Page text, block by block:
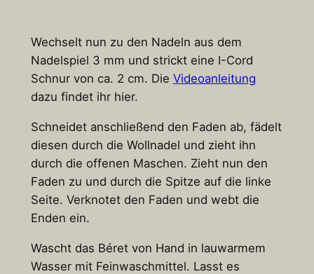
Wechselt nun zu den Nadeln aus dem
Nadelspiel 3 mm und strickt eine I-Cord
Schnur von ca. 2 cm. Die Videoanleitung
dazu findet ihr hier.
Schneidet anschließend den Faden ab, fädelt
diesen durch die Wollnadel und zieht ihn
durch die offenen Maschen. Zieht nun den
Faden zu und durch die Spitze auf die linke
Seite. Verknotet den Faden und webt die
Enden ein.
Wascht das Béret von Hand in lauwarmem
Wasser mit Feinwaschmittel. Lasst es